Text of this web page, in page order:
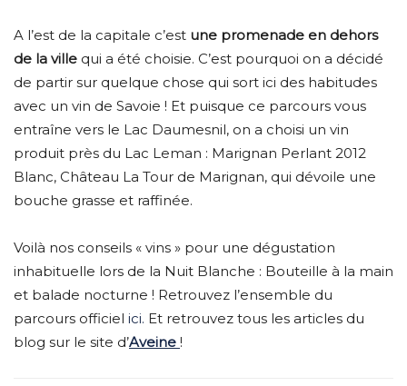
A l’est de la capitale c’est une promenade en dehors
de la ville qui a été choisie. C’est pourquoi on a décidé
de partir sur quelque chose qui sort ici des habitudes
avec un vin de Savoie ! Et puisque ce parcours vous
entraîne vers le Lac Daumesnil, on a choisi un vin
produit près du Lac Leman : Marignan Perlant 2012
Blanc, Château La Tour de Marignan, qui dévoile une
bouche grasse et raffinée.
Voilà nos conseils « vins » pour une dégustation
inhabituelle lors de la Nuit Blanche : Bouteille à la main
et balade nocturne ! Retrouvez l’ensemble du
parcours officiel ici. Et retrouvez tous les articles du
blog sur le site d’Aveine !